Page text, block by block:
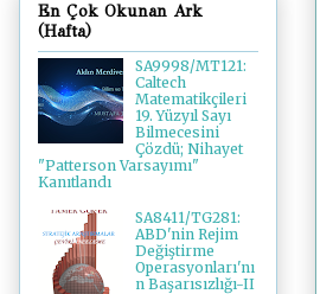
En Çok Okunan Ark
(Hafta)
SA9998/MT121:
Caltech
Matematikçileri
19. Yüzyıl Sayı
Bilmecesini
Çözdü; Nihayet
"Patterson Varsayımı"
Kanıtlandı
SA8411/TG281:
ABD'nin Rejim
Değiştirme
Operasyonları'nı
n Başarısızlığı-II